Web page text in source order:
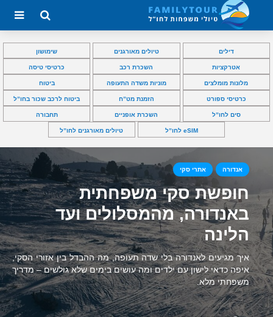
דילים טיולים מאורגנים שימושון
אטרקציות השכרת רכב כרטיסי טיסה
מלונות מומלצים מוניות משדה התעופה ביטוח
כרטיסי ספורט הזמנת מט”ח ביטוח לרכב שכור בחו”ל
סים לחו”ל השכרת אופניים תחבורה
eSIM לחו”ל טיולים מאורגנים לחו”ל
אנדורה אתרי סקי
חופשת סקי משפחתית
באנדורה, מהמסלולים ועד
הלינה
איך מגיעים לאנדורה בלי שדה תעופה, מה ההבדל בין אזורי הסקי,
איפה כדאי לישון עם ילדים ומה עושים בימים שלא גולשים – מדריך
משפחתי מלא.